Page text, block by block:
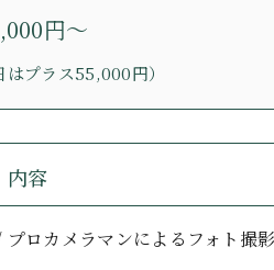
円～
はプラス55,000円）
内容
ロカメラマンによるフォト撮